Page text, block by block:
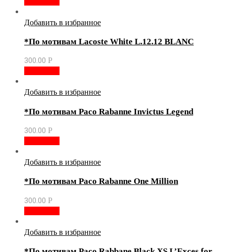
Добавить в избранное
*По мотивам Lacoste White L.12.12 BLANC
300.00 Р
Добавить в избранное
*По мотивам Paco Rabanne Invictus Legend
300.00 Р
Добавить в избранное
*По мотивам Paco Rabanne One Million
300.00 Р
Добавить в избранное